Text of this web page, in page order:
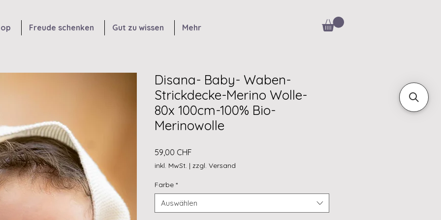
Freude schenken Gut zu wissen Mehr
Disana- Baby- Waben-
Strickdecke-Merino Wolle-
80x 100cm-100% Bio-
Merinowolle
59,00 CHF
inkl. MwSt. | zzgl. Versand
Farbe *
Auswählen